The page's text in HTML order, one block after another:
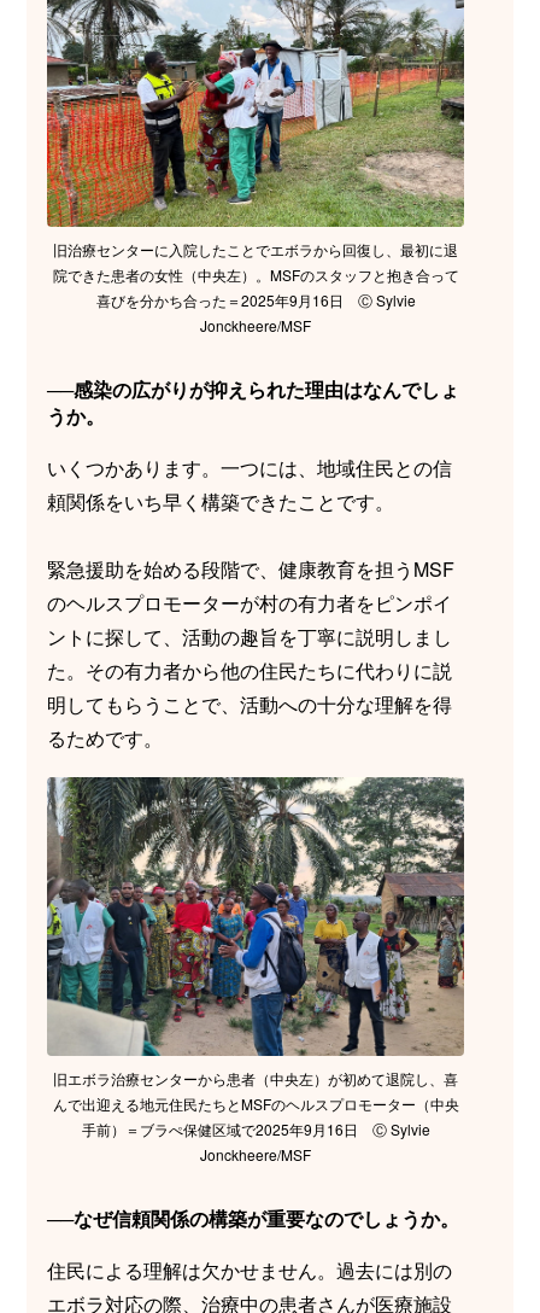
旧治療センターに入院したことでエボラから回復し、最初に退
院できた患者の女性（中央左）。MSFのスタッフと抱き合って
喜びを分かち合った＝2025年9月16日 Ⓒ Sylvie
Jonckheere/MSF
──感染の広がりが抑えられた理由はなんでしょ
うか。
いくつかあります。一つには、地域住民との信
頼関係をいち早く構築できたことです。
緊急援助を始める段階で、健康教育を担うMSF
のヘルスプロモーターが村の有力者をピンポイ
ントに探して、活動の趣旨を丁寧に説明しまし
た。その有力者から他の住民たちに代わりに説
明してもらうことで、活動への十分な理解を得
るためです。
旧エボラ治療センターから患者（中央左）が初めて退院し、喜
んで出迎える地元住民たちとMSFのヘルスプロモーター（中央
手前）＝ブラぺ保健区域で2025年9月16日 Ⓒ Sylvie
Jonckheere/MSF
──なぜ信頼関係の構築が重要なのでしょうか。
住民による理解は欠かせません。過去には別の
エボラ対応の際、治療中の患者さんが医療施設